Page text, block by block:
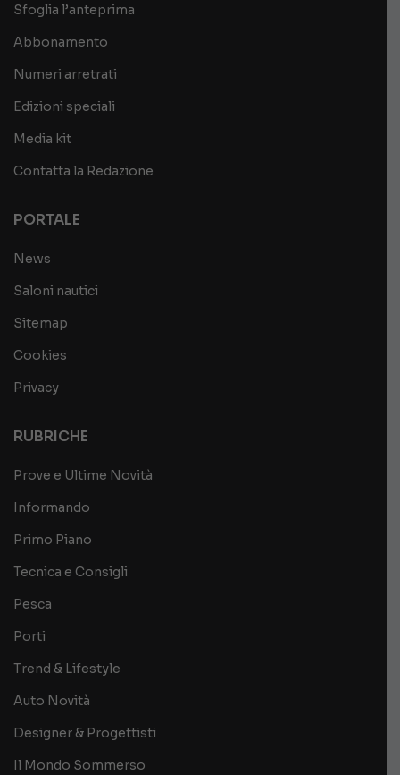
Sfoglia l’anteprima
Abbonamento
Numeri arretrati
Edizioni speciali
Media kit
Contatta la Redazione
PORTALE
News
Saloni nautici
Sitemap
Cookies
Privacy
RUBRICHE
Prove e Ultime Novità
Informando
Primo Piano
Tecnica e Consigli
Pesca
Porti
Trend & Lifestyle
Auto Novità
Designer & Progettisti
Il Mondo Sommerso